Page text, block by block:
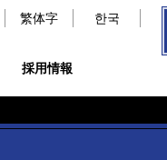
繁体字
한국
採用情報